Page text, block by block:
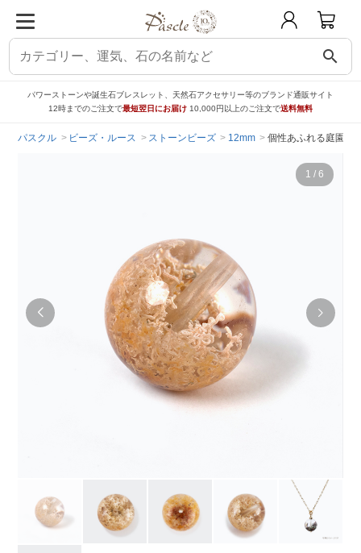
search
パワーストーンや誕生石ブレスレット、天然石アクセサリー等のブランド通販サイト
12時までのご注文で最短翌日にお届け 10,000円以上のご注文で送料無料
パスクル ビーズ・ルース ストーンビーズ 12mm 個性あふれる庭園水
1 / 6